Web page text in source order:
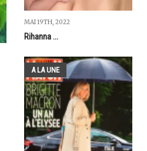
MAI 19TH, 2022
Rihanna ...
A LA UNE